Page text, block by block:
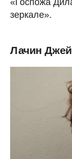
«Госпожа
зеркале».
Лачин